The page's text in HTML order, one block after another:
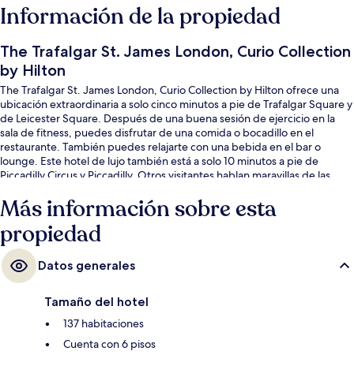
Información de la propiedad
The Trafalgar St. James London, Curio Collection
by Hilton
The Trafalgar St. James London, Curio Collection by Hilton ofrece una
ubicación extraordinaria a solo cinco minutos a pie de Trafalgar Square y
de Leicester Square. Después de una buena sesión de ejercicio en la
sala de fitness, puedes disfrutar de una comida o bocadillo en el
restaurante. También puedes relajarte con una bebida en el bar o
lounge. Este hotel de lujo también está a solo 10 minutos a pie de
Piccadilly Circus y Piccadilly. Otros visitantes hablan maravillas de las
propiedad está a una corta distancia a pie de algunas opciones de
transporte público: Estación de metro Charing Cross está a 4 minutos y
Estación de metro Piccadilly Circus está a 7 minutos.
Más información sobre esta
propiedad
Datos generales
Tamaño del hotel
137 habitaciones
Cuenta con 6 pisos